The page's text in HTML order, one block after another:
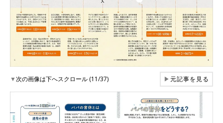
▼次の画像は下へスクロール (11/37) ▶元記事を見る